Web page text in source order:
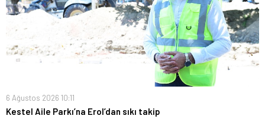
6 Ağustos 2026 10:11
Kestel Aile Parkı’na Erol’dan sıkı takip